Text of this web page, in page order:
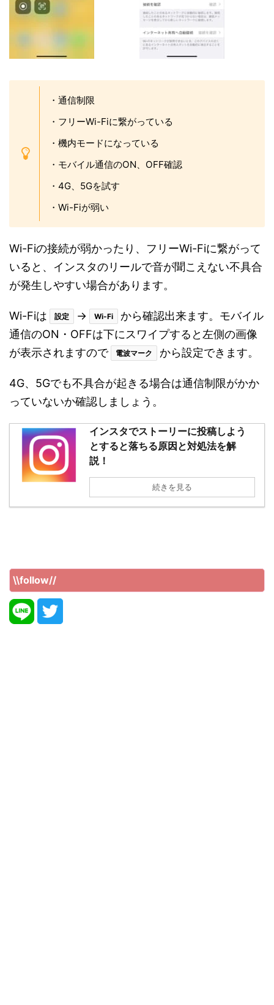
・通信制限
・フリーWi-Fiに繋がっている
・機内モードになっている
・モバイル通信のON、OFF確認
・4G、5Gを試す
・Wi-Fiが弱い
Wi-Fiの接続が弱かったり、フリーWi-Fiに繋がって
いると、インスタのリールで音が聞こえない不具合
が発生しやすい場合があります。
Wi-Fiは 設定 → Wi-Fi
から確認出来ます。モバイル
通信のON・OFFは下にスワイプすると左側の画像
が表示されますので
電波マーク から設定できます。
4G、5Gでも不具合が起きる場合は通信制限がかか
っていないか確認しましょう。
インスタでストーリーに投稿しよう
とすると落ちる原因と対処法を解
説！
続きを見る
\\follow//